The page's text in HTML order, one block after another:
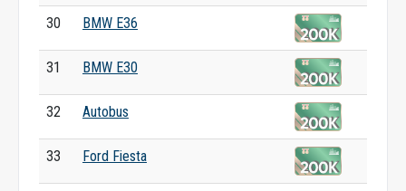
30 BMW E36
31 BMW E30
32 Autobus
33 Ford Fiesta